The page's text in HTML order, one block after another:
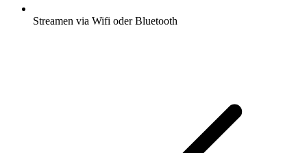
Streamen via Wifi oder Bluetooth